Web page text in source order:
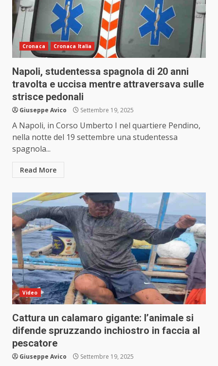
Cronaca Cronaca Italia
Napoli, studentessa spagnola di 20 anni
travolta e uccisa mentre attraversava sulle
strisce pedonali
Giuseppe Avico Settembre 19, 2025
A Napoli, in Corso Umberto I nel quartiere Pendino,
nella notte del 19 settembre una studentessa
spagnola...
Read More
Video
Cattura un calamaro gigante: l’animale si
difende spruzzando inchiostro in faccia al
pescatore
Giuseppe Avico Settembre 19, 2025